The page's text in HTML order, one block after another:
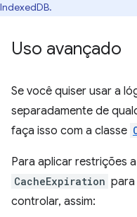
IndexedDB.
Uso avançado
Se você quiser usar a
separadamente de
faça isso com a classe
Para aplicar restrições
CacheExpiration
controlar, assim: